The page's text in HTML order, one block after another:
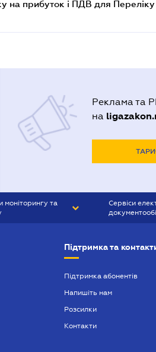
на прибуток і ПДВ для
Реклама та
на
моніторингу та
Сервіси
Підтримка та
Підтримка абонентів
Напишіть нам
Розсилки
Контакти